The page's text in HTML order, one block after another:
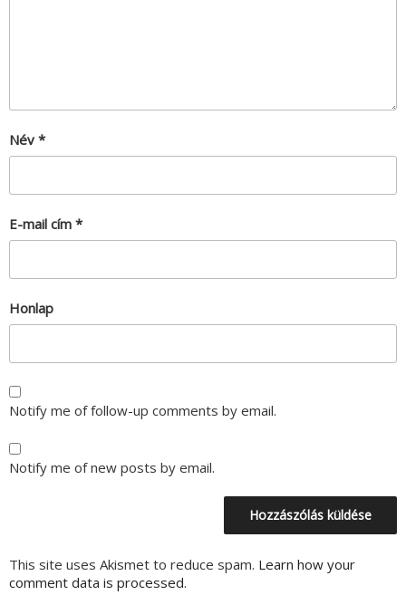
Név *
E-mail cím *
Honlap
Notify me of follow-up comments by email.
Notify me of new posts by email.
This site uses Akismet to reduce spam. Learn how your
comment data is processed.